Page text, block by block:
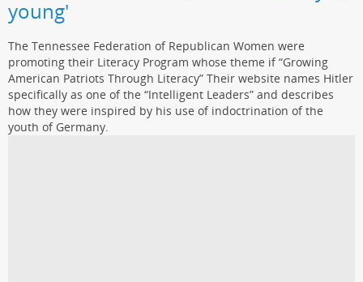
young'
The Tennessee Federation of Republican Women were
promoting their Literacy Program whose theme if “Growing
American Patriots Through Literacy” Their website names Hitler
specifically as one of the “Intelligent Leaders” and describes
how they were inspired by his use of indoctrination of the
youth of Germany.